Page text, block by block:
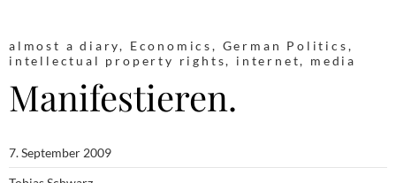
almost a diary, Economics, German Politics,
intellectual property rights, internet, media
Manifestieren.
7. September 2009